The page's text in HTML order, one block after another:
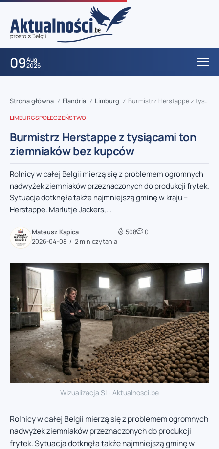
09Aug
2026
Strona główna / Flandria / Limburg / Burmistrz Herstappe z tysiącami ton ziemniaków bez kupców
LIMBURGSPOŁECZEŃSTWO
Burmistrz Herstappe z tysiącami ton
ziemniaków bez kupców
Rolnicy w całej Belgii mierzą się z problemem ogromnych
nadwyżek ziemniaków przeznaczonych do produkcji frytek.
Sytuacja dotknęła także najmniejszą gminę w kraju –
Herstappe. Marlutje Jackers,...
Mateusz Kapica
2026-04-08
2 min czytania
508 0
Wizualizacja SI - Aktualnosci.be
Rolnicy w całej Belgii mierzą się z problemem ogromnych
nadwyżek ziemniaków przeznaczonych do produkcji
frytek. Sytuacja dotknęła także najmniejszą gminę w